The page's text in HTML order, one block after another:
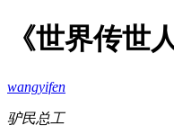
《世界传世
wangyifen
驴民总工